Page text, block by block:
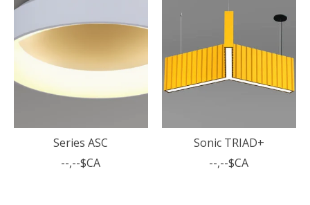
Series ASC
--,--$CA
Sonic TRIAD+
--,--$CA